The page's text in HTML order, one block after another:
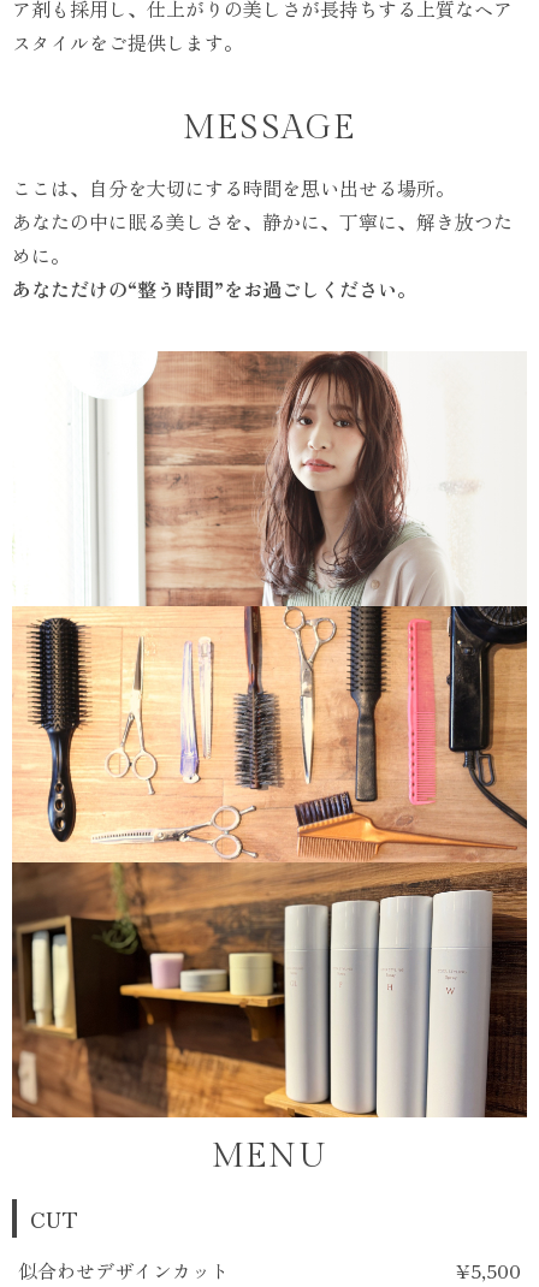
ア剤も採用し、仕上がりの美しさが長持ちする上質なヘア
スタイルをご提供します。
MESSAGE
ここは、 自分を大切にする時間を思い出せる場所。
あなたの中に眠る美しさを、 静かに、丁寧に、解き放つた
めに。
あなただけの“整う時間”をお過ごしください。
MENU
CUT
似合わせデザインカット
¥5,500